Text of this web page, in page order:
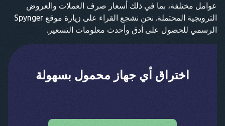
عوامل مختلفة، بما في ذلك أسعار صرف العملات والعروض
الترويجية المحتملة. نحن نشجع القراء على زيارة موقع Spynger
الرسمي للحصول على أدق وأحدث معلومات التسعير.
اختراق أي جهاز محمول بسهولة